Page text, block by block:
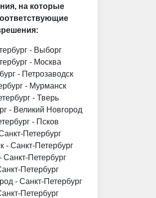
на которые
- Выборг
- Москва
- Петрозаводск
- Мурманск
- Тверь
- Великий Новгород
- Псков
Петербург
- Санкт-Петербург
Санкт-Петербург
Петербург
- Санкт-Петербург
Петербург